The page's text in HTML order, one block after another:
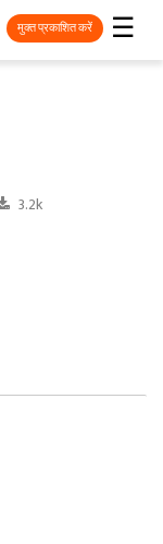
☰
मुक्त प्रकाशित करें
3.2k